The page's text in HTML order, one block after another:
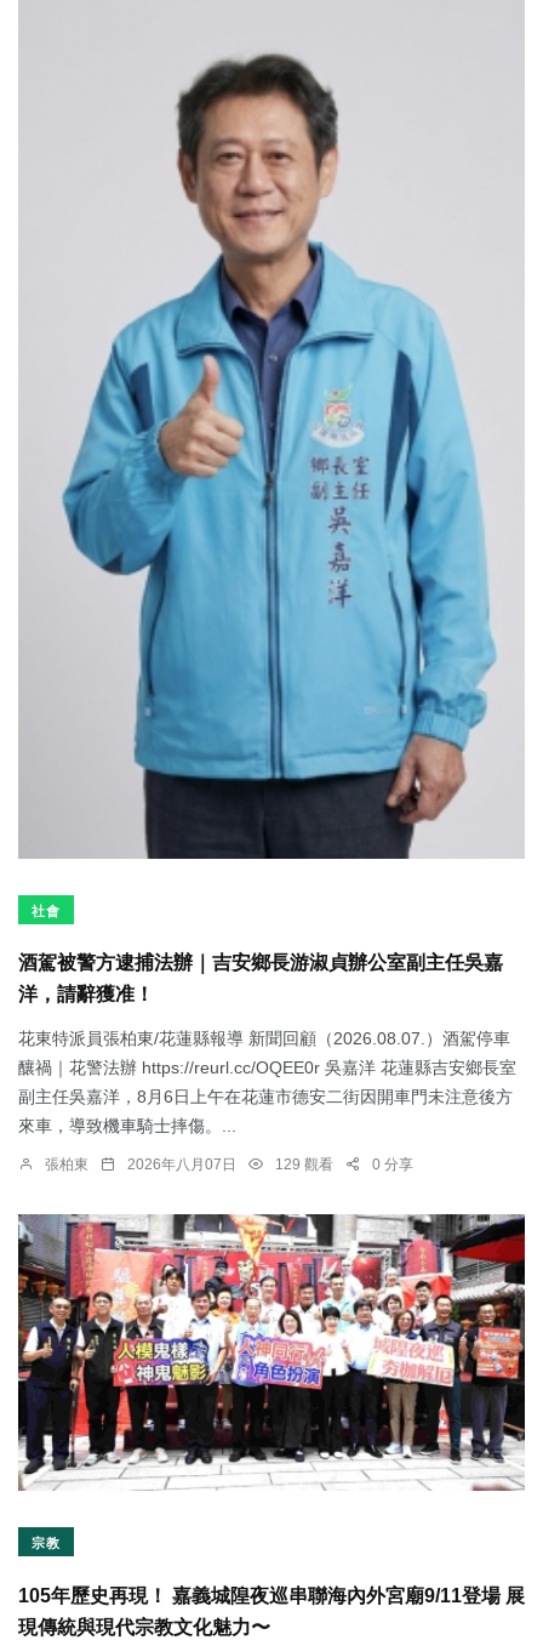
社會
酒駕被警方逮捕法辦｜吉安鄉長游淑貞辦公室副主任吳嘉
洋，請辭獲准！
花東特派員張柏東/花蓮縣報導 新聞回顧（2026.08.07.）酒駕停車
釀禍｜花警法辦 https://reurl.cc/OQEE0r 吳嘉洋 花蓮縣吉安鄉長室
副主任吳嘉洋，8月6日上午在花蓮市德安二街因開車門未注意後方
來車，導致機車騎士摔傷。...
張柏東 2026年八月07日 129 觀看 0 分享
宗教
105年歷史再現！ 嘉義城隍夜巡串聯海內外宮廟9/11登場 展
現傳統與現代宗教文化魅力〜